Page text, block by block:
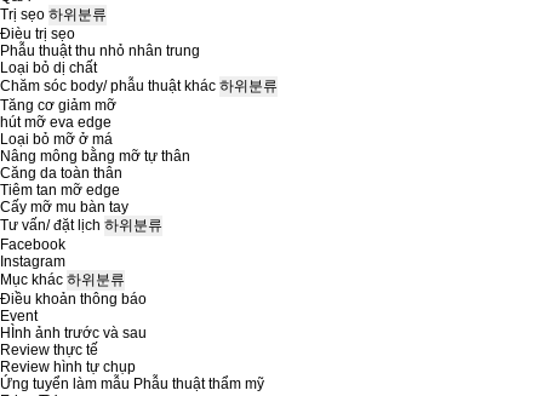
Trị sẹo 하위분류
Đièu trị sẹo
Phẫu thuật thu nhỏ nhân trung
Loại bỏ dị chất
Chăm sóc body/ phẫu thuật khác 하위분류
Tăng cơ giảm mỡ
hút mỡ eva edge
Loại bỏ mỡ ở má
Nâng mông bằng mỡ tự thân
Căng da toàn thân
Tiêm tan mỡ edge
Cấy mỡ mu bàn tay
Tư vấn/ đặt lịch 하위분류
Facebook
Instagram
Mục khác 하위분류
Điều khoản thông báo
Event
HÌnh ảnh trước và sau
Review thực tế
Review hình tự chụp
Ứng tuyển làm mẫu Phẫu thuật thẩm mỹ